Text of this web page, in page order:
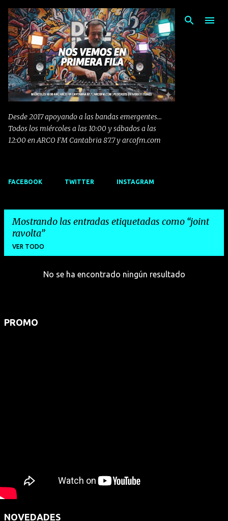
Ir al contenido principal
Desde 2017 apoyando a las bandas emergentes...
Todos los miércoles a las 10:00 y sábados a las
12:00 en ARCO FM Cantabria 87.7 y arcofm.com
FACEBOOK TWITTER INSTAGRAM
Mostrando las entradas etiquetadas como joint
ravolta
VER TODO
r
No se ha encontrado ningún resultado
PROMO
NOVEDADES